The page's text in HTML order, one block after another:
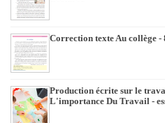
Correction texte Au collège -
Production écrite sur le
L'importance Du Travail -